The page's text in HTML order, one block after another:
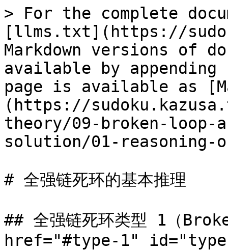
> For the complete
[llms.txt](https://
Markdown versions of
available by
page is available as
(https://
theory/09-broken-loop-
solution/01-reasoning-
# 全强链死环的基本推理
## 全强链死环类型 1（
href="#type-1"